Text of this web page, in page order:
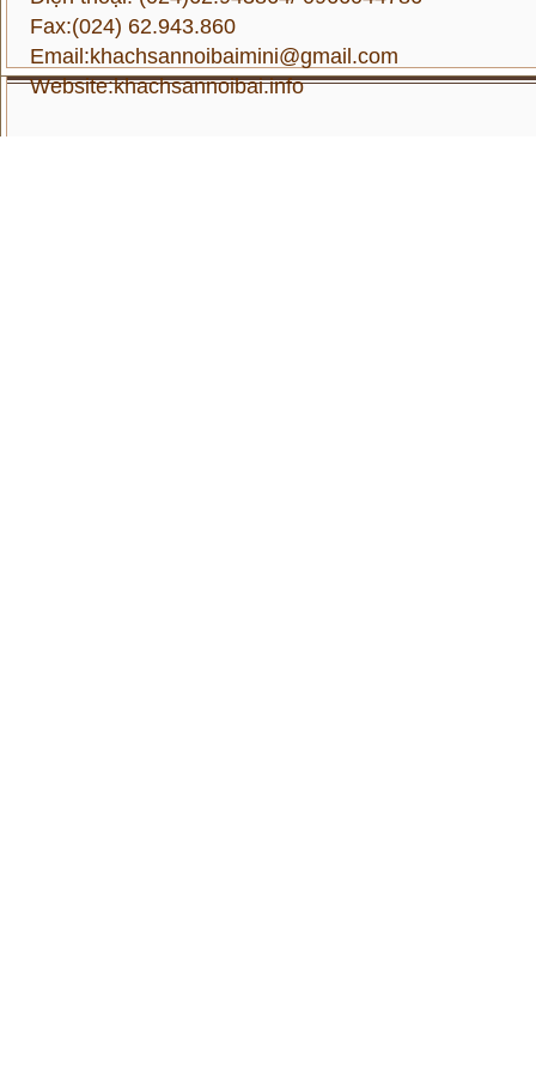
Fax:(024) 62.943.860
Email:khachsannoibaimini@gmail.com
Website:khachsannoibai.info